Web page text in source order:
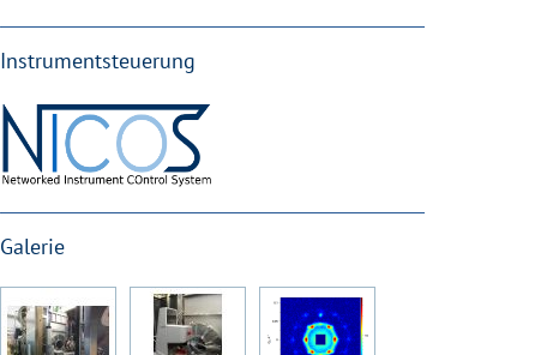
Instrumentsteuerung
Galerie